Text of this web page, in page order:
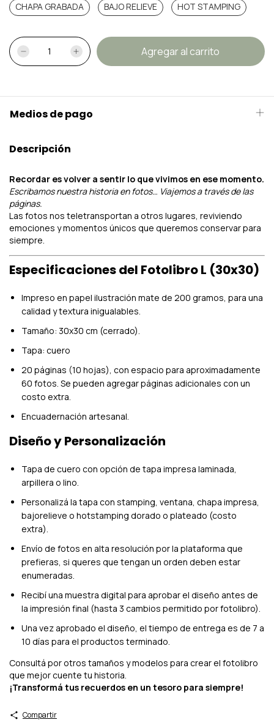
CHAPA GRABADA
BAJO RELIEVE HOT STAMPING
Medios de pago
Descripción
Recordar es volver a sentir lo que vivimos en ese momento.
Escribamos nuestra historia en fotos… Viajemos a través de las
páginas.
Las fotos nos teletransportan a otros lugares, reviviendo
emociones y momentos únicos que queremos conservar para
siempre.
Especificaciones del Fotolibro L (30x30)
Impreso en papel ilustración mate de 200 gramos, para una
calidad y textura inigualables.
Tamaño: 30x30 cm (cerrado).
Tapa: cuero
20 páginas (10 hojas), con espacio para aproximadamente
60 fotos. Se pueden agregar páginas adicionales con un
costo extra.
Encuadernación artesanal.
Diseño y Personalización
Tapa de cuero con opción de tapa impresa laminada,
arpillera o lino.
Personalizá la tapa con stamping, ventana, chapa impresa,
bajorelieve o hotstamping dorado o plateado (costo
extra).
Envío de fotos en alta resolución por la plataforma que
prefieras, si queres que tengan un orden deben estar
enumeradas.
Recibí una muestra digital para aprobar el diseño antes de
la impresión final (hasta 3 cambios permitido por fotolibro).
Una vez aprobado el diseño, el tiempo de entrega es de 7 a
10 días para el productos terminado.
Consultá por otros tamaños y modelos para crear el fotolibro
que mejor cuente tu historia.
¡Transformá tus recuerdos en un tesoro para siempre!
Compartir